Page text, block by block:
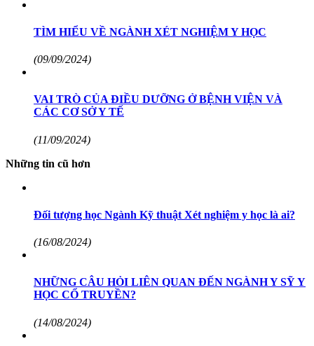
TÌM HIỂU VỀ NGÀNH XÉT NGHIỆM Y HỌC
(09/09/2024)
VAI TRÒ CỦA ĐIỀU DƯỠNG Ở BỆNH VIỆN VÀ
CÁC CƠ SỞ Y TẾ
(11/09/2024)
Những tin cũ hơn
Đối tượng học Ngành Kỹ thuật Xét nghiệm y học là ai?
(16/08/2024)
NHỮNG CÂU HỎI LIÊN QUAN ĐẾN NGÀNH Y SỸ Y
HỌC CỔ TRUYỀN?
(14/08/2024)